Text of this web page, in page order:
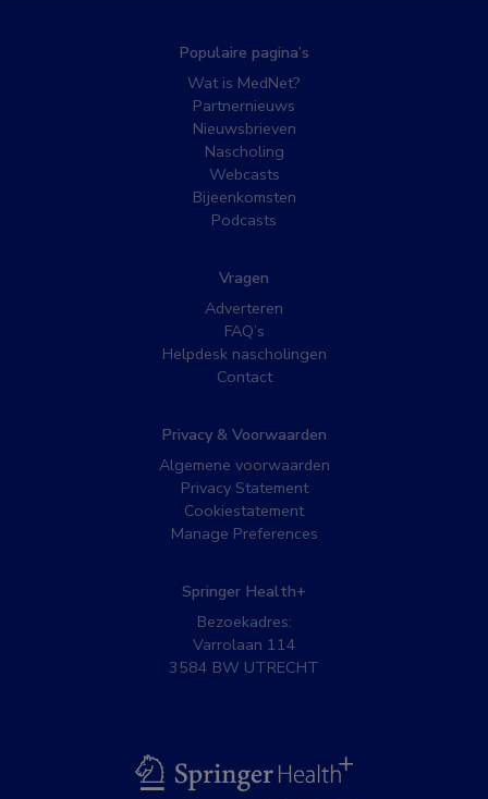
Populaire pagina’s
Wat is MedNet?
Partnernieuws
Nieuwsbrieven
Nascholing
Webcasts
Bijeenkomsten
Podcasts
Vragen
Adverteren
FAQ’s
Helpdesk nascholingen
Contact
Privacy & Voorwaarden
Algemene voorwaarden
Privacy Statement
Cookiestatement
Manage Preferences
Springer Health+
Bezoekadres:
Varrolaan 114
3584 BW UTRECHT
BSL